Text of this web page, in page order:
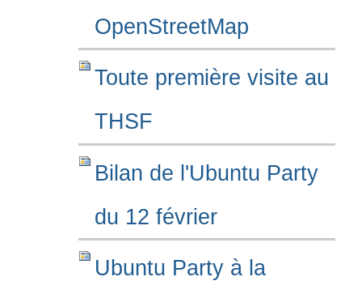
OpenStreetMap
Toute première visite au
THSF
Bilan de l'Ubuntu Party
du 12 février
Ubuntu Party à la